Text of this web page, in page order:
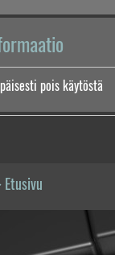
pois käytöstä
Etusivu